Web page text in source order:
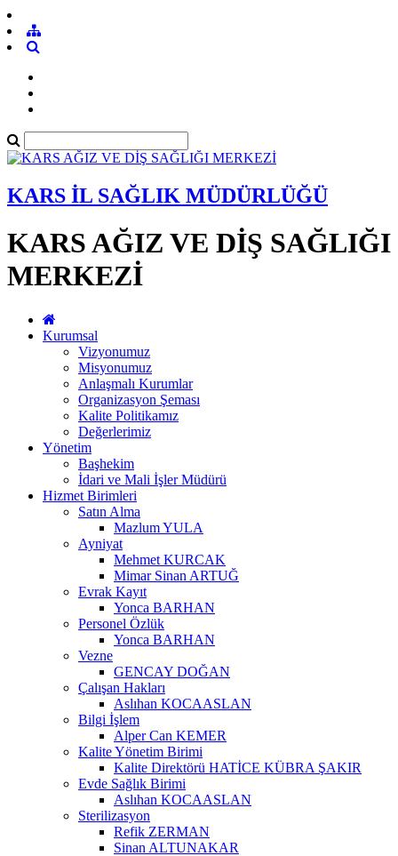
KARS İL SAĞLIK MÜDÜRLÜĞÜ
KARS AĞIZ VE DİŞ SAĞLIĞI
MERKEZİ
Kurumsal
Vizyonumuz
Misyonumuz
Anlaşmalı Kurumlar
Organizasyon Şeması
Kalite Politikamız
Değerlerimiz
Yönetim
Başhekim
İdari ve Mali İşler Müdürü
Hizmet Birimleri
Satın Alma
Mazlum YULA
Ayniyat
Mehmet KURCAK
Mimar Sinan ARTUĞ
Evrak Kayıt
Yonca BARHAN
Personel Özlük
Yonca BARHAN
Vezne
GENCAY DOĞAN
Çalışan Hakları
Aslıhan KOCAASLAN
Bilgi İşlem
Alper Can KEMER
Kalite Yönetim Birimi
Kalite Direktörü HATİCE KÜBRA ŞAKIR
Evde Sağlık Birimi
Aslıhan KOCAASLAN
Sterilizasyon
Refik ZERMAN
Sinan ALTUNAKAR